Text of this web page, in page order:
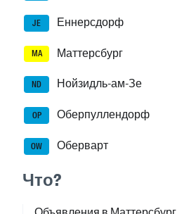
JE Еннерсдорф
MA Маттерсбург
ND Нойзидль-ам-Зе
OP Оберпуллендорф
OW Оберварт
Что?